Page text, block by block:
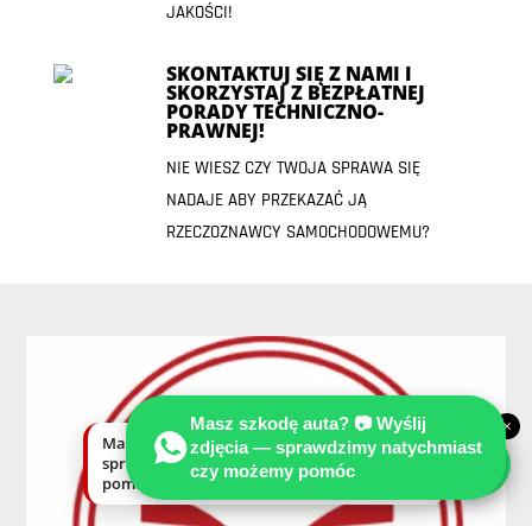
JAKOŚCI!
SKONTAKTUJ SIĘ Z NAMI I
SKORZYSTAJ Z BEZPŁATNEJ
PORADY TECHNICZNO-
PRAWNEJ!
NIE WIESZ CZY TWOJA SPRAWA SIĘ
NADAJE ABY PRZEKAZAĆ JĄ
RZECZOZNAWCY SAMOCHODOWEMU?
Masz szkodę auta? 📷 Wyślij
zdjęcia — sprawdzimy natychmiast
czy możemy pomóc
×
Masz szkodę auta? Wyślij zdjęcia —
sprawdzimy natychmiast, czy możemy
pomóc.